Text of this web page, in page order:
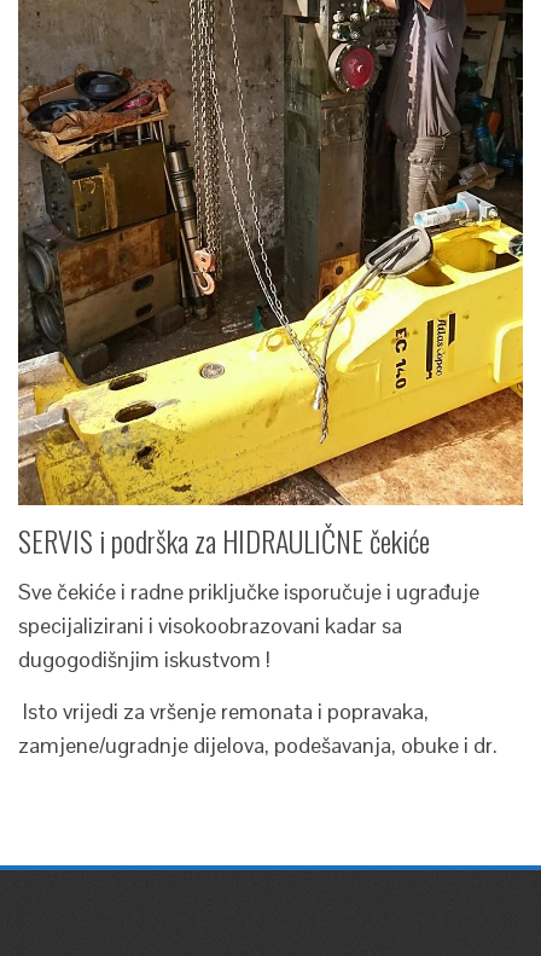
SERVIS i podrška za HIDRAULIČNE čekiće
Sve čekiće i radne priključke isporučuje i ugrađuje
specijalizirani i visokoobrazovani kadar sa
dugogodišnjim iskustvom !
Isto vrijedi za vršenje remonata i popravaka,
zamjene/ugradnje dijelova, podešavanja, obuke i dr.